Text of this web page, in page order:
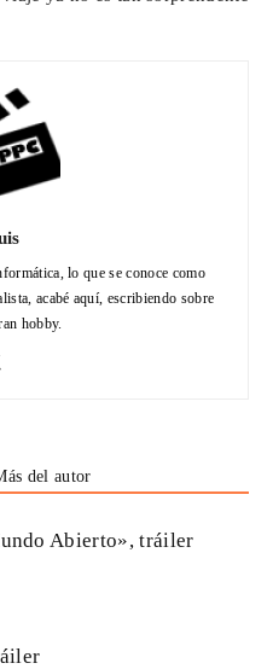
lo que se conoce como
acabé aquí, escribiendo sobre
hobby.
del autor
Abierto», tráiler